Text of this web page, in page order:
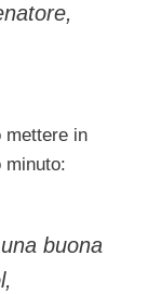
mettere in
minuto:
buona